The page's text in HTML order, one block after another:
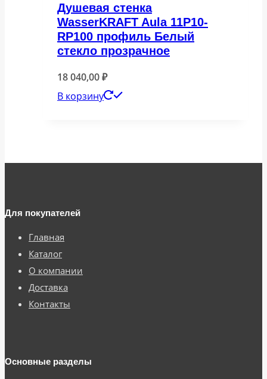
Душевая стенка
WasserKRAFT Aula 11P10-
RP100 профиль Белый
стекло прозрачное
18 040,00₽
В корзину
Для покупателей
Главная
Каталог
О компании
Доставка
Контакты
Основные разделы